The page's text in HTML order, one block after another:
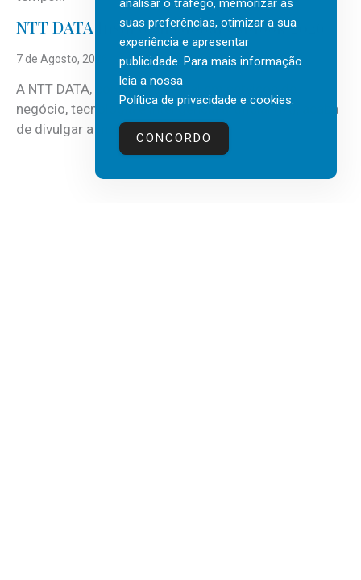
NTT DATA Insurtech Global Outlook 2026
7 de Agosto, 2026
A NTT DATA, consultora global em serviços de
negócio, tecnologia e inteligência artificial (IA), acaba
de divulgar a mais recente...
analisar o tráfego, memorizar as
suas preferências, otimizar a sua
experiência e apresentar
publicidade. Para mais informação
leia a nossa
Política de privacidade e cookies.
CONCORDO